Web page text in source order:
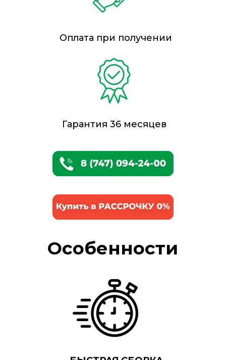
Оплата при получении
Гарантия 36 месяцев
Особенности